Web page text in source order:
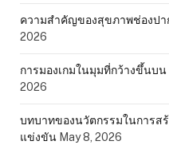
ความสำคัญของสุขภาพช่องปา
2026
การมองเกมในมุมที่กว้างขึ้นบน
2026
บทบาทของนวัตกรรมในการส
แข่งขัน May 8, 2026